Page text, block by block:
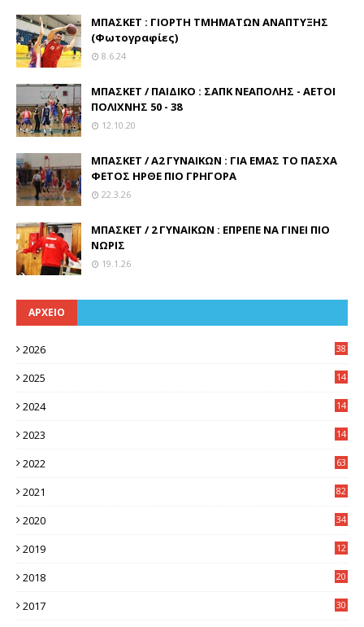
ΜΠΑΣΚΕΤ : ΓΙΟΡΤΗ ΤΜΗΜΑΤΩΝ ΑΝΑΠΤΥΞΗΣ
(Φωτογραφίες)
8.6.24
ΜΠΑΣΚΕΤ / ΠΑΙΔΙΚΟ : ΣΑΠΚ ΝΕΑΠΟΛΗΣ - ΑΕΤΟΙ
ΠΟΛΙΧΝΗΣ 50 - 38
12.10.20
ΜΠΑΣΚΕΤ / Α2 ΓΥΝΑΙΚΩΝ : ΓΙΑ ΕΜΑΣ ΤΟ ΠΑΣΧΑ
ΦΕΤΟΣ ΗΡΘΕ ΠΙΟ ΓΡΗΓΟΡΑ
22.3.26
ΜΠΑΣΚΕΤ / 2 ΓΥΝΑΙΚΩΝ : ΕΠΡΕΠΕ ΝΑ ΓΙΝΕΙ ΠΙΟ
ΝΩΡΙΣ
19.1.26
ΑΡΧΕΙΟ
2026 38
2025
14
2024
14
2023
14
2022 63
2021 82
2020 34
2019
12
2018
20
2017
30